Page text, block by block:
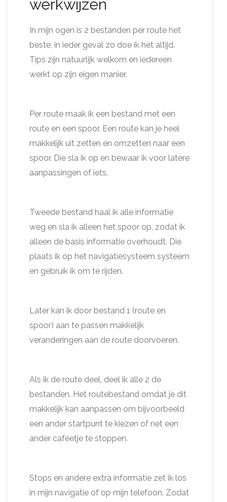
werkwijzen
In mijn ogen is 2 bestanden per route het
beste, in ieder geval zo doe ik het altijd.
Tips zijn natuurlijk welkom en iedereen
werkt op zijn eigen manier.
Per route maak ik een bestand met een
route en een spoor. Een route kan je heel
makkelijk uit zetten en omzetten naar een
spoor. Die sla ik op en bewaar ik voor latere
aanpassingen of iets.
Tweede bestand haal ik alle informatie
weg en sla ik alleen het spoor op, zodat ik
alleen de basis informatie overhoudt. Die
plaats ik op het navigatiesysteem systeem
en gebruik ik om te rijden.
Later kan ik door bestand 1 (route en
spoor) aan te passen makkelijk
veranderingen aan de route doorvoeren.
Als ik de route deel, deel ik alle 2 de
bestanden. Het routebestand omdat je dit
makkelijk kan aanpassen om bijvoorbeeld
een ander startpunt te kiezen of net een
ander cafeetje te stoppen.
Stops en andere extra informatie zet ik los
in mijn navigatie of op mijn telefoon. Zodat